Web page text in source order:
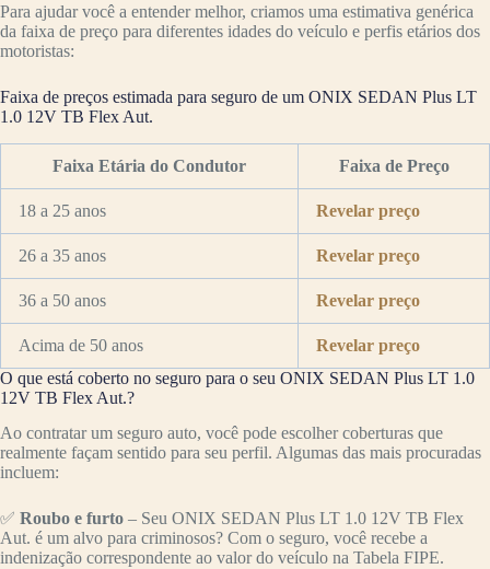
Para ajudar você a entender melhor, criamos uma estimativa genérica
da faixa de preço para diferentes idades do veículo e perfis etários dos
motoristas:
Faixa de preços estimada para seguro de um ONIX SEDAN Plus LT
1.0 12V TB Flex Aut.
Faixa Etária do Condutor Faixa de Preço
18 a 25 anos Revelar preço
26 a 35 anos Revelar preço
36 a 50 anos Revelar preço
Acima de 50 anos
Revelar preço
O que está coberto no seguro para o seu ONIX SEDAN Plus LT 1.0
12V TB Flex Aut.?
Ao contratar um seguro auto, você pode escolher coberturas que
realmente façam sentido para seu perfil. Algumas das mais procuradas
incluem:
✅ Roubo e furto – Seu ONIX SEDAN Plus LT 1.0 12V TB Flex
Aut. é um alvo para criminosos? Com o seguro, você recebe a
indenização correspondente ao valor do veículo na Tabela FIPE.